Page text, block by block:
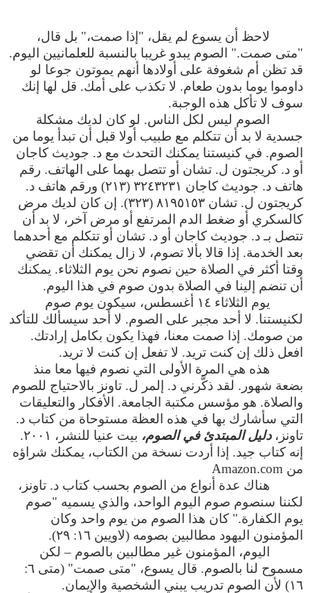
لاحظ أن يسوع لم يقل، "إذا صمت،" بل قال،
"متى صمت." الصوم يبدو غريبا بالنسبة للعلمانيين اليوم.
قد تظن أم شغوفة على أولادها أنهم يموتون جوعا لو
داوموا يوما بدون طعام. لا تكذب على أمك. قل لها إنك
سوف لا تأكل هذه الوجبة.
الصوم ليس لكل الناس. لو كان لديك مشكلة
جسدية لا بد أن تتكلم مع طبيب أولا قبل أن تبدأ يوما من
الصوم. في كنيستنا يمكنك التحدث مع د. جوديث كاجان
أو د. كريجتون ل. تشان أو تتصل بهما على الهاتف. رقم
هاتف د. جوديث كاجان ٣٢٤٣٢٣١ (٢١٣) ورقم هاتف د.
كريجتون ل. تشان ٨١٩٥١٥٣ (٣٢٣). إن كان لديك مرض
كالسكري أو ضغط الدم المرتفع أو مرض آخر، لا بد أن
تتصل بـ د. جوديث كاجان أو د. تشان أو تتكلم مع أحدهما
بعد الخدمة. إذا قالا بألا تصوم، لا زال يمكنك أن تقضي
وقتا أكثر في الصلاة حين نصوم نحن يوم الثلاثاء. يمكنك
أن تنضم إلينا في الصلاة بدون صوم في هذا اليوم.
يوم الثلاثاء ١٤ أغسطس، سيكون يوم صوم
لكنيستنا. لا أحد مجبر على الصوم. لا أحد سيسألك للتأكد
من صومك. إذا صمت معنا، فهذا يكون بكامل إرادتك.
افعل ذلك إن كنت تريد. لا تفعل إن كنت لا تريد.
هذه هي المرة الأولى التي نصوم فيها معا منذ
بضعة شهور. لقد ذكَّرني د. إلمر ل. تاونز بالاحتياج للصوم
والصلاة. هو مؤسس مكتبة الجامعة. الأفكار والتعليقات
التي سأشارك بها في هذه العظة مستوحاة من كتاب د.
تاونز،دليل المبتدئ في الصوم،
بيت عنيا للنشر، ٢٠٠١.
إنه كتاب جيد. إذا أردت نسخة من الكتاب، يمكنك شراؤه
من Amazon.com
هناك عدة أنواع من الصوم بحسب كتاب د. تاونز،
لكننا سنصوم صوم اليوم الواحد، والذي يسميه "صوم
يوم الكفارة." كان هذا الصوم من يوم واحد وكان
المؤمنون اليهود مطالبين بصومه (لاويين ١٦: ٢٩).
اليوم، المؤمنون غير مطالبين بالصوم – لكن
مسموح لنا بالصوم. قال يسوع، "متى صمت" (متى ٦:
١٦) لأن الصوم تدريب يبني الشخصية والإيمان.